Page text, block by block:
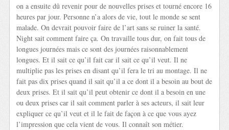
on a ensuite dû revenir pour de nouvelles prises et tourné encore 16
heures par jour. Personne n’a alors de vie, tout le monde se sent
malade. On devrait pouvoir faire de l’art sans se ruiner la santé.
Night sait comment faire ça. On travaille tous dur, on fait tous de
longues journées mais ce sont des journées raisonnablement
longues. Et il sait ce qu’il fait car il sait ce qu’il veut. Il ne
multiplie pas les prises en disant qu’il fera le tri au montage. Il ne
fait pas dix prises quand il sait qu’il a ce dont il a besoin au bout de
deux prises. Et il sait qu’il peut obtenir ce dont il a besoin en une
ou deux prises car il sait comment parler à ses acteurs, il sait leur
expliquer ce qu’il veut et il le fait de façon à ce que vous ayez
l’impression que cela vient de vous. Il connaît son métier.